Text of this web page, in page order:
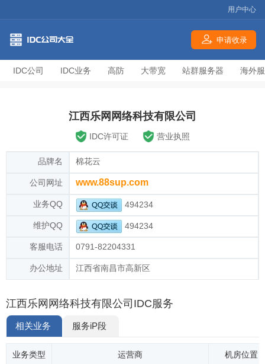
用户中心
申请收录
IDC公司 IDC业务 高防 大带宽 站群服务器 海外
江西乐网网络科技有限公司
IDC许可证 营业执照
品牌名 棉花云
公司网址 www.88sup.com
业务QQ 494234
维护QQ 494234
客服电话 0791-82204331
办公地址 江西省南昌市高新区
江西乐网网络科技有限公司IDC服务
相关业务 服务iP段
业务类型 运营商 机房位置